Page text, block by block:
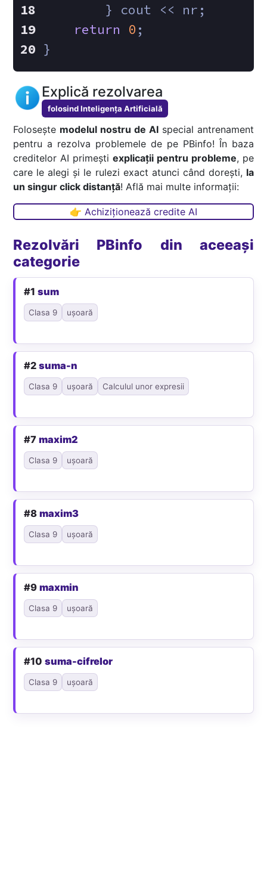
        } cout << nr;
return
0 ;
}
Explică rezolvarea
folosind Inteligența Artificială
Folosește modelul nostru de AIspecial antrenament
pentru a rezolva problemele de pe PBinfo! În baza
creditelor AI primești explicații pentru probleme, pe
care le alegi și le rulezi exact atunci când dorești, la
un singur click distanță! Află mai multe informații:
👉 Achiziționează credite AI
Rezolvări PBinfo din aceeași
categorie
#1sum
Clasa 9 ușoară
#2suma-n
Clasa 9 ușoară Calculul unor expresii
#7maxim2
Clasa 9 ușoară
#8maxim3
Clasa 9 ușoară
#9maxmin
Clasa 9 ușoară
#10suma-cifrelor
Clasa 9 ușoară